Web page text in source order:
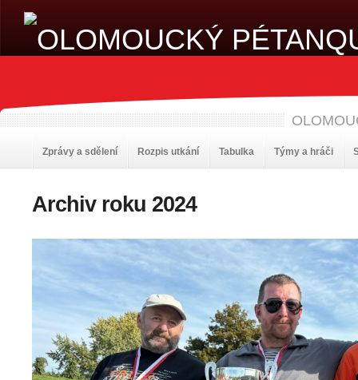
Zprávy a sdělení Rozpis utkání Tabulka Týmy a hráči
Archiv roku 2024